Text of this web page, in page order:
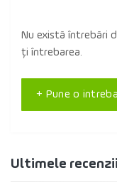
Nu există întrebări
ți întrebarea.
+ Pune o
Ultimele recenzii